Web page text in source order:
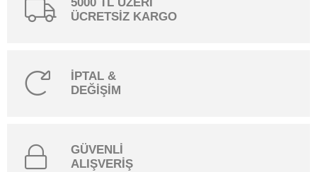
ÜCRETSİZ KARGO
İPTAL &
DEĞİŞİM
GÜVENLİ
ALIŞVERİŞ